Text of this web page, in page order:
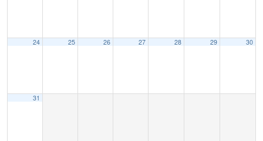
24 25 26 27 28 29 30
31